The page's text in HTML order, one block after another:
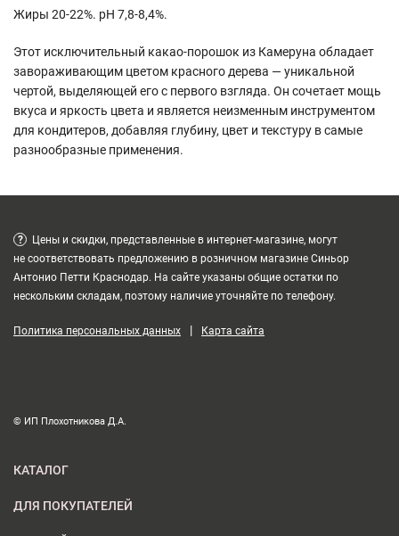
Жиры 20-22%. pH 7,8-8,4%.
Этот исключительный какао-порошок из Камеруна обладает
завораживающим цветом красного дерева — уникальной
чертой, выделяющей его с первого взгляда. Он сочетает мощь
вкуса и яркость цвета и является неизменным инструментом
для кондитеров, добавляя глубину, цвет и текстуру в самые
разнообразные применения.
?
Цены и скидки, представленные в интернет-магазине, могут
не соответствовать предложению в розничном магазине Синьор
Антонио Петти Краснодар. На сайте указаны общие остатки по
нескольким складам, поэтому наличие уточняйте по телефону.
Политика персональных данных | Карта сайта
© ИП Плохотникова Д.А.
КАТАЛОГ
ДЛЯ ПОКУПАТЕЛЕЙ